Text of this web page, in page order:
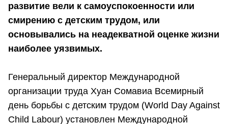
развитие вели к самоуспокоенности или
смирению с детским трудом, или
основывались на неадекватной оценке жизни
наиболее уязвимых.
Генеральный директор Международной
организации труда Хуан Сомавиа Всемирный
день борьбы с детским трудом (World Day Against
Child Labour) установлен Международной